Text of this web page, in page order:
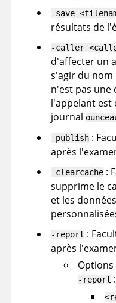
-save
résultats de
-caller
d'affecter un
s'agir du nom
n'est pas une
l'appelant est
journal
-publish :
après
-clearcache :
supprime le
et les
-report :
après
-report :